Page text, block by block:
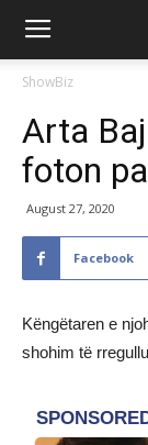
ShowBiz
Arta
foton
August 27, 2020
Facebook
Këngëtaren e
shohim të